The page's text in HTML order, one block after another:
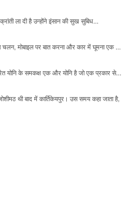
ला दी है उन्होंने इंसान की सुख सुबिध...
चलन, मोबाइल पर बात करना और कार में घूमना एक ...
योनि के समकक्ष एक और योनि है जो एक प्रकार से...
थी बाद में कार्तिकेयपुर। उस समय कहा जाता है,